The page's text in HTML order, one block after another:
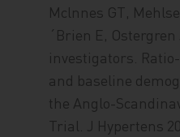
Mclnnes GT,
´Brien E,
investigators.
and baseline
the Anglo-
Trial. J Hypertens